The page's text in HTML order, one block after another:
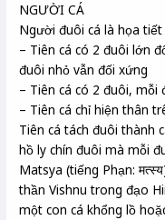
NGƯỜI CÁ
Người đuôi cá là họa
– Tiên cá có 2 đuôi lớn
đuôi nhỏ vẫn đối xứng
– Tiên cá có 2 đuôi,
– Tiên cá chỉ hiện thân
Tiên cá tách đuôi thành
hồ ly chín đuôi mà mỗi
Matsya (tiếng Phạn:
thần Vishnu trong đạo
một con cá khổng lồ